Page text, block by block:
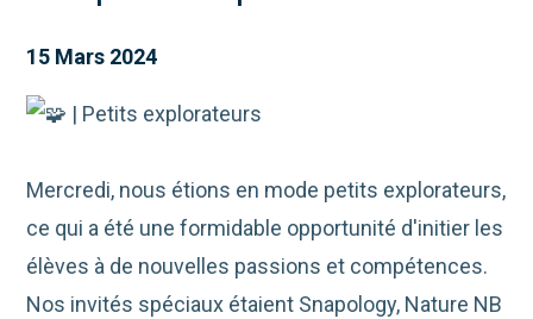
15 Mars 2024
| Petits explorateurs
Mercredi, nous étions en mode petits explorateurs,
ce qui a été une formidable opportunité d'initier les
élèves à de nouvelles passions et compétences.
Nos invités spéciaux étaient Snapology, Nature NB